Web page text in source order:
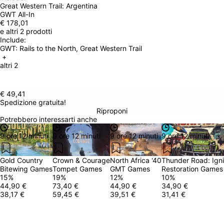
Great Western Trail: Argentina
GWT All-In
€ 178,01
e altri 2 prodotti
Include:
GWT: Rails to the North, Great Western Trail
+
altri 2
€ 49,41
Spedizione gratuita!
Riproponi
Potrebbero interessarti anche
9 ore 12 minuti
Gold Country
Bitewing Games
15%
44,90 €
38,17 €
9 ore 12 minuti
Crown & Courage
Tompet Games
19%
73,40 €
59,45 €
9 ore 12 minuti
North Africa '40
GMT Games
12%
44,90 €
39,51 €
9 ore 12 minuti
Thunder Road:
Restoration Games
10%
34,90 €
31,41 €